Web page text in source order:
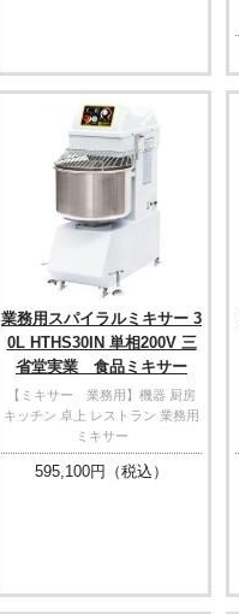
業務用スパイラルミキサー 3
0L HTHS30IN 単相200V 三
省堂実業 食品ミキサー
【ミキサー 業務用】機器 厨房
キッチン 卓上 レストラン 業務用
ミキサー
595,100円（税込）